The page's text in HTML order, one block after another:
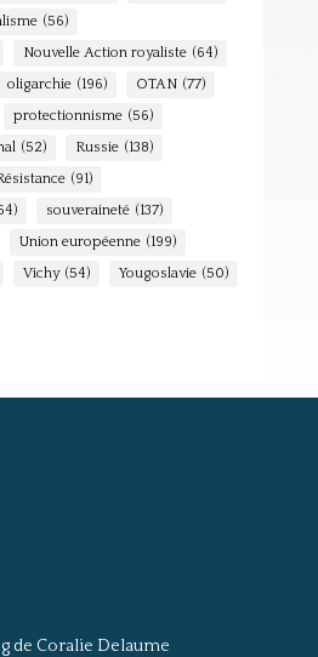
(56)
Nouvelle Action royaliste (64)
oligarchie (196) OTAN (77)
protectionnisme (56)
(52) Russie (138)
(91)
souveraineté (137)
Union européenne (199)
Vichy (54) Yougoslavie (50)
de Coralie Delaume